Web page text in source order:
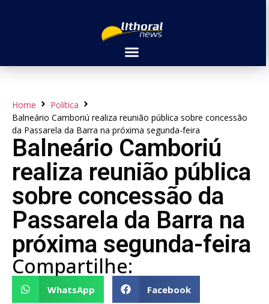
Home
Política
Balneário Camboriú realiza reunião pública sobre concessão
da Passarela da Barra na próxima segunda-feira
Balneário Camboriú
realiza reunião pública
sobre concessão da
Passarela da Barra na
próxima segunda-feira
Compartilhe:
WhatsApp Facebook